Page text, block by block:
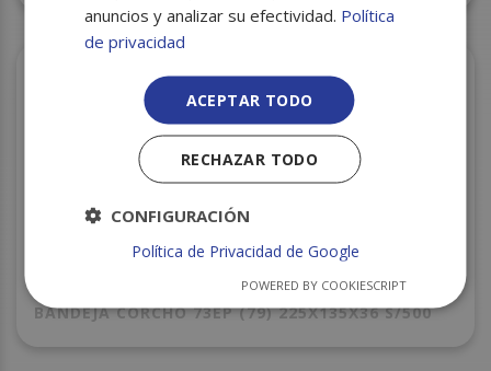
BANDEJA CORCHO 73EP (79) 225X135X36 S/500
anuncios y analizar su efectividad. Política
de privacidad
ACEPTAR TODO
RECHAZAR TODO
CONFIGURACIÓN
Política de Privacidad de Google
POWERED BY COOKIESCRIPT